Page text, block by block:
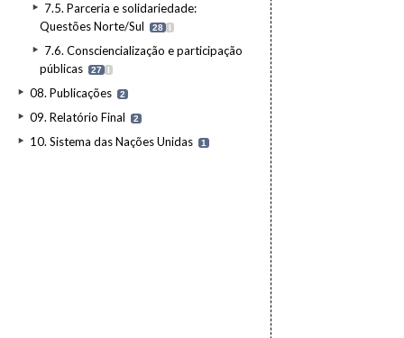
7.5. Parceria e solidariedade:
Questões Norte/Sul
28 I
7.6. Consciencialização e participação
públicas
27 I
08. Publicações 2
09. Relatório Final 2
10. Sistema das Nações Unidas 1